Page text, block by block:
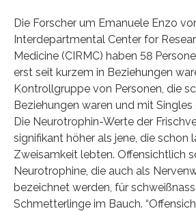
Die Forscher um Emanuele Enzo
Interdepartmental Center for
Medicine (CIRMC) haben 58
erst seit kurzem in Beziehungen
Kontrollgruppe von Personen, die
Beziehungen waren und mit
Die Neurotrophin-Werte der
signifikant höher als jene, die schon
Zweisamkeit lebten. Offensichtlich
Neurotrophine, die auch als
bezeichnet werden, für
Schmetterlinge im Bauch.